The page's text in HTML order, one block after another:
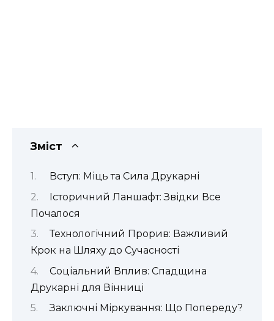
Зміст
Вступ: Міць та Сила Друкарні
Історичний Ланшафт: Звідки Все
Почалося
Технологічний Прорив: Важливий
Крок на Шляху до Сучасності
Соціальний Вплив: Спадщина
Друкарні для Вінниці
Заключні Міркування: Що Попереду?